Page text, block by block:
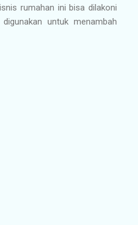
rumahan ini bisa dilakoni
untuk menambah